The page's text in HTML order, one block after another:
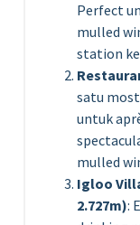
Perfect
mulled
station ke
satu
untuk
mulled
Igloo
2.727m):